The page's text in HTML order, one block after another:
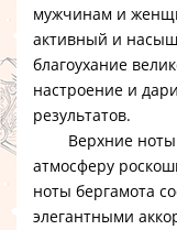
мужчинам и
активный и
благоухание
настроение и
результатов.
Верхние ноты
атмосферу
ноты бергамота
элегантными